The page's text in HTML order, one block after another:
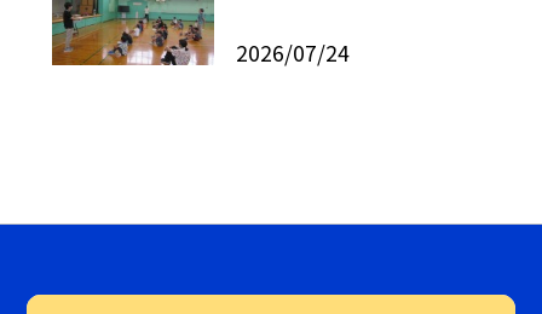
2026/07/24